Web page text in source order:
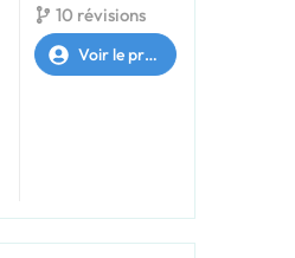
10 révisions
Voir le profil